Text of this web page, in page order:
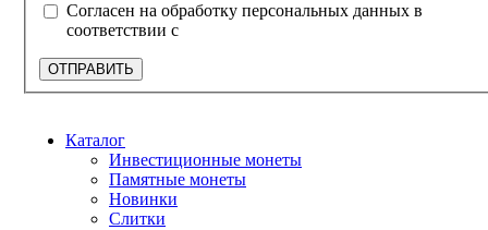
Согласен на обработку персональных данных в
соответствии с
ОТПРАВИТЬ
Каталог
Инвестиционные монеты
Памятные монеты
Новинки
Слитки